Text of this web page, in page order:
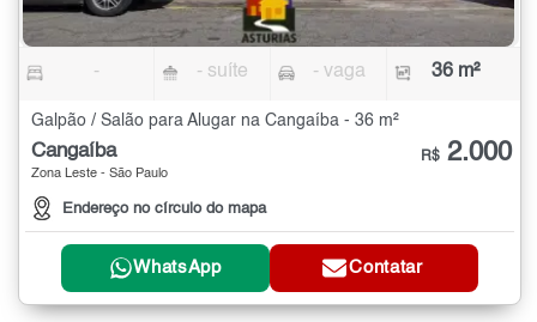
- - suíte - vaga 36 m²
Galpão / Salão para Alugar na Cangaíba - 36 m²
Cangaíba
Zona Leste - São Paulo
Endereço no círculo do mapa
R$ 2.000
WhatsApp Contatar